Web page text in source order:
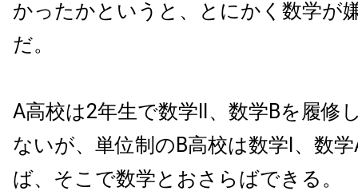
かったかというと、とにかく数学が
だ。
A高校は2年生で数学Ⅱ、数学Bを履修
ないが、単位制のB高校は数学Ⅰ、数
ば、そこで数学とおさらばできる。